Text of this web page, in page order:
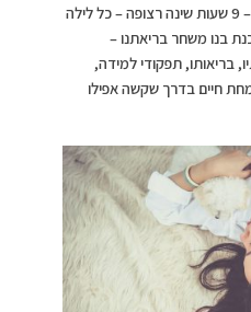
בחיוניות ובמשמעות של בין 7 ל – 9 שעות שינה רצופה – כל לילה
בנו משחר בריאתנו –
בריאותו, תפקודי למידה,
חיים בדרך שקשה אפילו